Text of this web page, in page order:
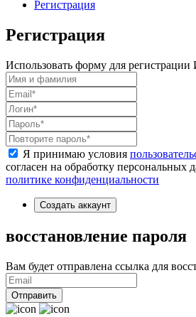
Регистрация
Регистрация
Использовать форму для регистрации
Я принимаю условия
согласен на обработку персональных
политике конфиденциальности
Создать аккаунт
восстановление пароля
Вам будет отправлена ссылка для
Отправить